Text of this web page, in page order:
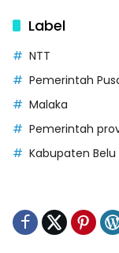
Label
NTT
Pemerintah
Malaka
Pemerintah
Kabupaten Belu